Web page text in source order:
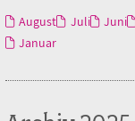
August Juli Juni
Januar